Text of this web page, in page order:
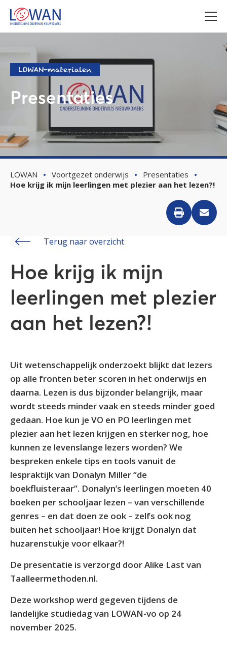
LOWAN-materialen
Presentaties
LOWAN Voortgezet onderwijs
Presentaties
Hoe krijg ik mijn leerlingen met plezier aan het lezen?!
Terug naar overzicht
Hoe krijg ik mijn
leerlingen met plezier
aan het lezen?!
Uit wetenschappelijk onderzoekt blijkt dat lezers
op alle fronten beter scoren in het onderwijs en
daarna. Lezen is dus bijzonder belangrijk, maar
wordt steeds minder vaak en steeds minder goed
gedaan. Hoe kun je VO en PO leerlingen met
plezier aan het lezen krijgen en sterker nog, hoe
kunnen ze levenslange lezers worden? We
bespreken enkele tips en tools vanuit de
lespraktijk van Donalyn Miller “de
boekfluisteraar”. Donalyn’s leerlingen moeten 40
boeken per schooljaar lezen – van verschillende
genres – en dat doen ze ook – zelfs ook nog
buiten het schooljaar! Hoe krijgt Donalyn dat
huzarenstukje voor elkaar?!
De presentatie is verzorgd door Alike Last van
Taalleermethoden.nl.
Deze workshop werd gegeven tijdens de
landelijke studiedag van LOWAN-vo op 24
november 2025.